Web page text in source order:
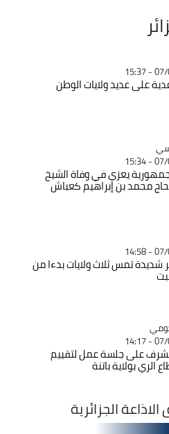
على عديد ولايات الوطن
يعزي في وفاة الشيخ
محمد بن إبراهيم كعباش
تمس ثلاث ولايات بدءا من
على جلسة عمل لتقييم
بولاية باتنة
الجزائرية